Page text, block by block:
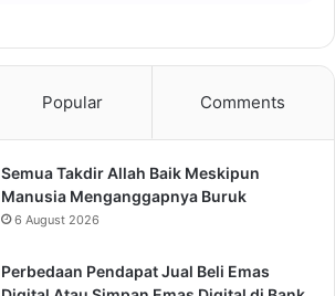
Popular Comments
Semua Takdir Allah Baik Meskipun
Manusia Menganggapnya Buruk
6 August 2026
Perbedaan Pendapat Jual Beli Emas